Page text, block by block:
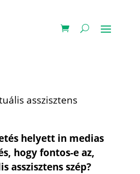
asszisztens
helyett in medias
hogy fontos-e az,
asszisztens szép?